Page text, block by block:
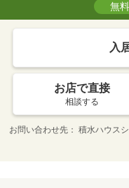
無
入
お店で直接
相談する
お問い合わせ先
積水ハウス